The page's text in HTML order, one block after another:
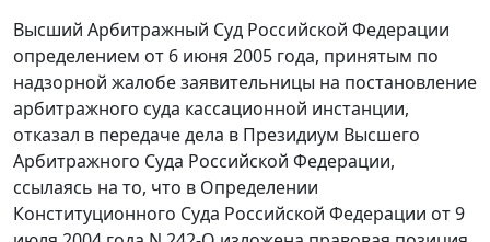
Высший Арбитражный Суд Российской Федерации
определением от 6 июня 2005 года, принятым по
надзорной жалобе заявительницы на постановление
арбитражного суда кассационной инстанции,
отказал в передаче дела в Президиум Высшего
Арбитражного Суда Российской Федерации,
ссылаясь на то, что в Определении
Конституционного Суда Российской Федерации от 9